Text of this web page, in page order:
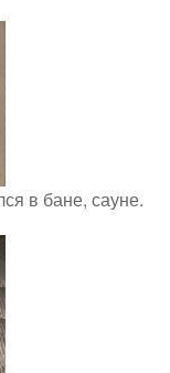
в бане, сауне.